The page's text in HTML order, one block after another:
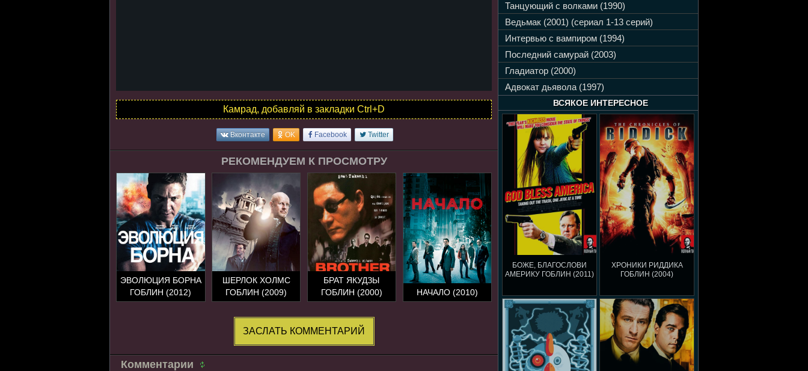
Танцующий с волками (1990)
Ведьмак (2001) (сериал 1-13 серий)
Интервью с вампиром (1994)
Последний самурай (2003)
Гладиатор (2000)
Адвокат дьявола (1997)
ВСЯКОЕ ИНТЕРЕСНОЕ
БОЖЕ, БЛАГОСЛОВИ
АМЕРИКУ ГОБЛИН (2011)
ХРОНИКИ РИДДИКА
ГОБЛИН (2004)
Камрад, добавляй в закладки Ctrl+D
Вконтакте OK Facebook Twitter
РЕКОМЕНДУЕМ К ПРОСМОТРУ
ЭВОЛЮЦИЯ БОРНА
ГОБЛИН (2012)
ШЕРЛОК ХОЛМС
ГОБЛИН (2009)
БРАТ ЯКУДЗЫ
ГОБЛИН (2000)
НАЧАЛО (2010)
ЗАСЛАТЬ КОММЕНТАРИЙ
Комментарии